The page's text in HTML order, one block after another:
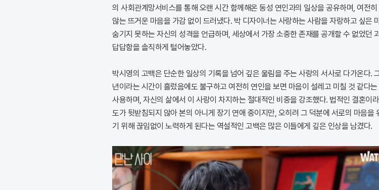
의 사회관계망서비스를 통해 오랜 시간 함께해온 동성 연인과의 일상을 공유하며, 여전히
않는 뜨거운 마음을 가감 없이 드러냈다. 박 디자이너는 사랑하는 사람을 자랑하고 싶은
숨기지 못하는 자신의 성격을 언급하며, 세상에서 가장 소중한 존재를 공개할 수 없었던
답답함을 솔직하게 털어놓았다.
박시영의 고백은 단순한 일상의 기록을 넘어 깊은 울림을 주는 사랑의 서사로 다가온다.
년이라는 시간이 흘렀음에도 불구하고 여전히 연인을 보면 마음이 설레고 미칠 것 같다는
사용하며, 자신의 삶에서 이 사랑이 차지하는 절대적인 비중을 강조했다. 법적인 결혼이
도가 뒷받침되지 않아 본의 아니게 장기 연애 중이지만, 오히려 그 덕분에 서로의 마음을
기 위해 끊임없이 노력하게 된다는 역설적인 고백은 많은 이들에게 깊은 인상을 남겼다.